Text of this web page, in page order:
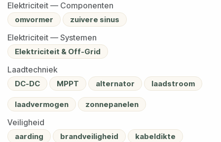
Elektriciteit — Componenten
omvormer zuivere sinus
Elektriciteit — Systemen
Elektriciteit & Off-Grid
Laadtechniek
DC-DC MPPT alternator laadstroom
laadvermogen zonnepanelen
Veiligheid
aarding brandveiligheid kabeldikte